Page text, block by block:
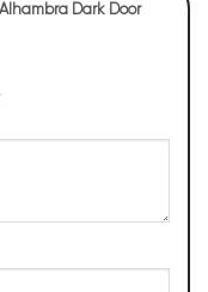
CẢM NHẬN
29 (13,74%)
Dark Door